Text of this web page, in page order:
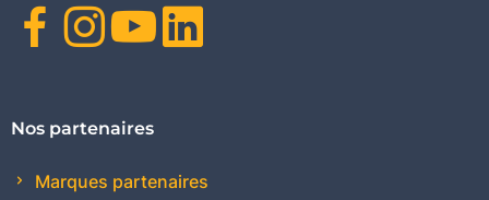
Facebook
Instagram
Youtube
Nos partenaires
Marques partenaires